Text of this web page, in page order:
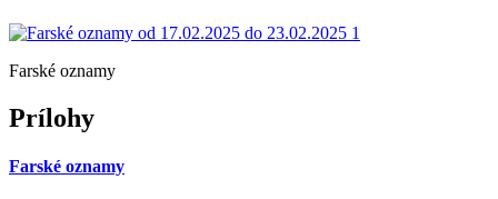
Farské oznamy
Prílohy
Farské oznamy